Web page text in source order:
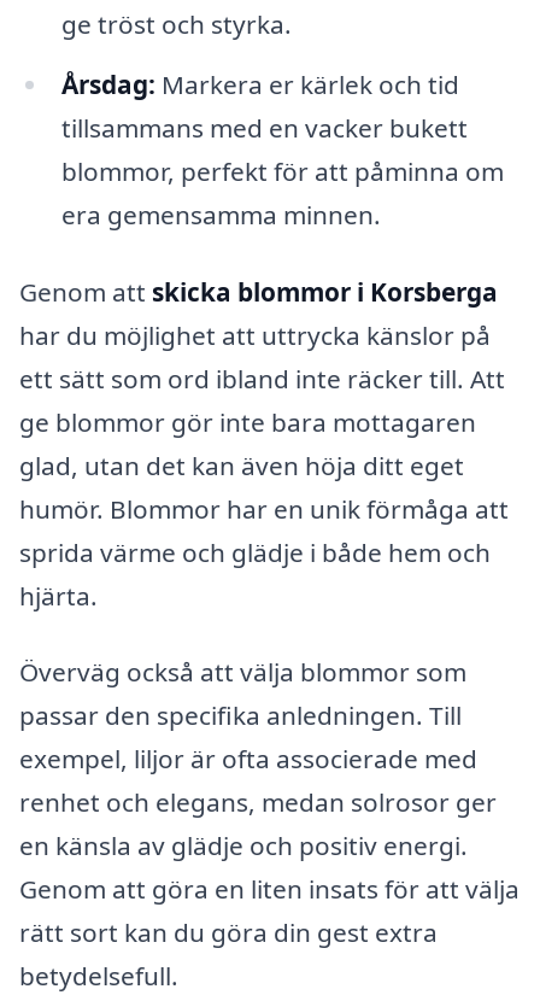
ge tröst och styrka.
Årsdag: Markera er kärlek och tid
tillsammans med en vacker bukett
blommor, perfekt för att påminna om
era gemensamma minnen.
Genom att skicka blommor i Korsberga
har du möjlighet att uttrycka känslor på
ett sätt som ord ibland inte räcker till. Att
ge blommor gör inte bara mottagaren
glad, utan det kan även höja ditt eget
humör. Blommor har en unik förmåga att
sprida värme och glädje i både hem och
hjärta.
Överväg också att välja blommor som
passar den specifika anledningen. Till
exempel, liljor är ofta associerade med
renhet och elegans, medan solrosor ger
en känsla av glädje och positiv energi.
Genom att göra en liten insats för att välja
rätt sort kan du göra din gest extra
betydelsefull.